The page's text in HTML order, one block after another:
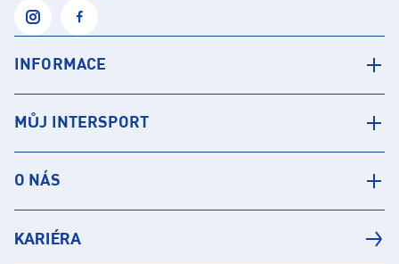
INFORMACE
MŮJ INTERSPORT
O NÁS
KARIÉRA